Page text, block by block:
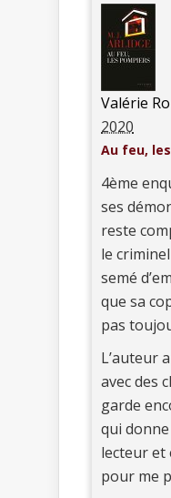
Valérie
2020
Au feu,
4ème
ses
reste
le
semé
que sa
pas
L’auteur
avec des
garde
qui donne
lecteur et
pour me